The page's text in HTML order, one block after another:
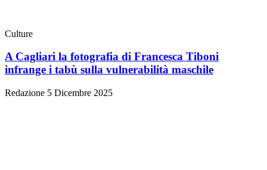
Culture
A Cagliari la fotografia di Francesca Tiboni
infrange i tabù sulla vulnerabilità maschile
Redazione 5 Dicembre 2025